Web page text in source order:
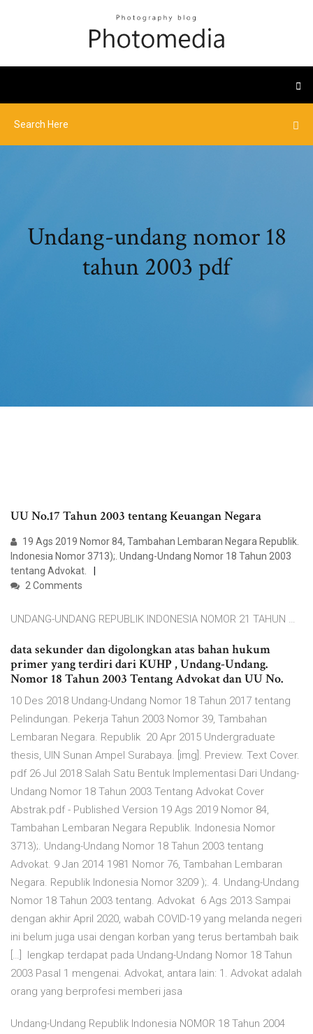
Undang-undang nomor 18
tahun 2003 pdf
UU No.17 Tahun 2003 tentang Keuangan Negara
19 Ags 2019 Nomor 84, Tambahan Lembaran Negara Republik.
Indonesia Nomor 3713);. Undang-Undang Nomor 18 Tahun 2003
tentang Advokat.
2 Comments
UNDANG-UNDANG REPUBLIK INDONESIA NOMOR 21 TAHUN …
data sekunder dan digolongkan atas bahan hukum
primer yang terdiri dari KUHP , Undang-Undang.
Nomor 18 Tahun 2003 Tentang Advokat dan UU No.
10 Des 2018 Undang-Undang Nomor 18 Tahun 2017 tentang
Pelindungan. Pekerja Tahun 2003 Nomor 39, Tambahan
Lembaran Negara. Republik 20 Apr 2015 Undergraduate
thesis, UIN Sunan Ampel Surabaya. [img]. Preview. Text Cover.
pdf 26 Jul 2018 Salah Satu Bentuk Implementasi Dari Undang-
Undang Nomor 18 Tahun 2003 Tentang Advokat Cover
Abstrak.pdf - Published Version 19 Ags 2019 Nomor 84,
Tambahan Lembaran Negara Republik. Indonesia Nomor
3713);. Undang-Undang Nomor 18 Tahun 2003 tentang
Advokat. 9 Jan 2014 1981 Nomor 76, Tambahan Lembaran
Negara. Republik Indonesia Nomor 3209 );. 4. Undang-Undang
Nomor 18 Tahun 2003 tentang. Advokat 6 Ags 2013 Sampai
dengan akhir April 2020, wabah COVID-19 yang melanda negeri
ini belum juga usai dengan korban yang terus bertambah baik
[…] lengkap terdapat pada Undang-Undang Nomor 18 Tahun
2003 Pasal 1 mengenai. Advokat, antara lain: 1. Advokat adalah
orang yang berprofesi memberi jasa
Undang-Undang Republik Indonesia NOMOR 18 Tahun 2004